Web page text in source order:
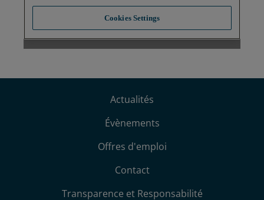
Actualités
Évènements
Offres d'emploi
Contact
Transparence et Responsabilité